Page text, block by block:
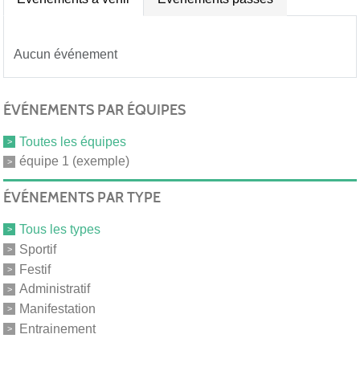
Aucun événement
ÉVÉNEMENTS PAR ÉQUIPES
Toutes les équipes
équipe 1 (exemple)
ÉVÉNEMENTS PAR TYPE
Tous les types
Sportif
Festif
Administratif
Manifestation
Entrainement